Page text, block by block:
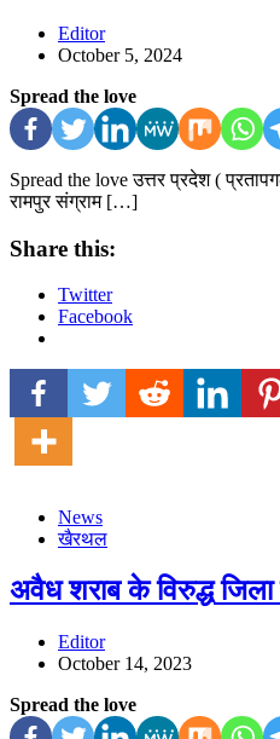
Editor
October 5, 2024
Spread the love
Spread the love उत्तर प्रदेश (
रामपुर संग्राम […]
Share this:
Twitter
Facebook
News
खैरथल
अवैध शराब के विरुद्ध जिला
Editor
October 14, 2023
Spread the love